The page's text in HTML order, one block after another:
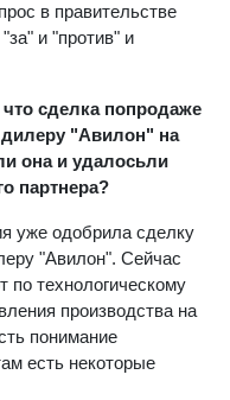
в правительстве
и "против" и
сделка попродаже
дилеру "Авилон" на
она и удалосьли
партнера?
уже одобрила сделку
"Авилон". Сейчас
технологическому
производства на
понимание
есть некоторые